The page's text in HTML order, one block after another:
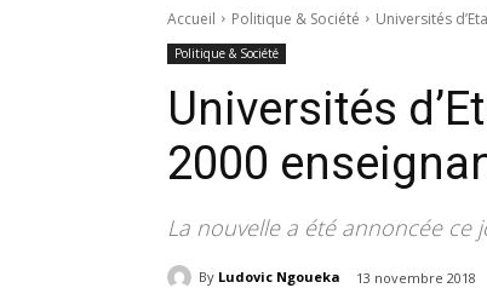
Accueil Politique & Société Universités
Politique & Société
Universités
2000
La nouvelle a été annoncée ce
By Ludovic Ngoueka 13 novembre 2018